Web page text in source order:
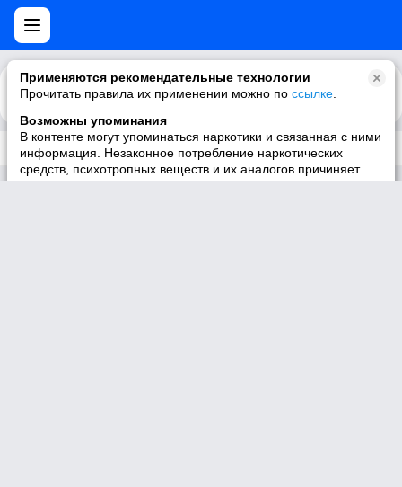
Применяются рекомендательные технологии
Прочитать правила их применении можно по ссылке
Возможны упоминания
В контенте могут упоминаться наркотики и связанная с ними
информация. Незаконное потребление наркотических
средств, психотропных веществ и их аналогов причиняет
Каталог Рекомендации
Трек не существует